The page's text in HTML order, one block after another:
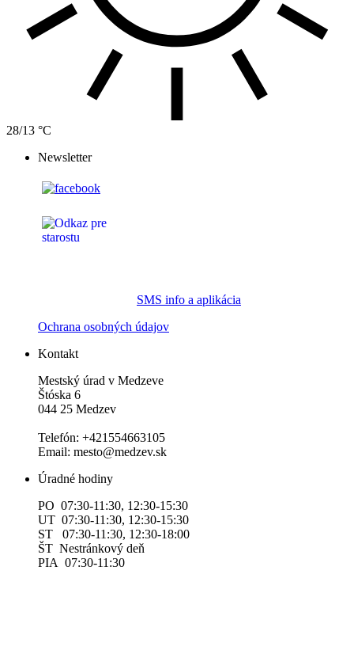
28/13 °C
Newsletter
SMS info a aplikácia
Ochrana osobných údajov
Kontakt
Mestský úrad v Medzeve
Štóska 6
044 25 Medzev
Telefón: +421554663105
Email: mesto@medzev.sk
Úradné hodiny
PO 07:30-11:30, 12:30-15:30
UT 07:30-11:30, 12:30-15:30
ST 07:30-11:30, 12:30-18:00
ŠT Nestránkový deň
PIA 07:30-11:30